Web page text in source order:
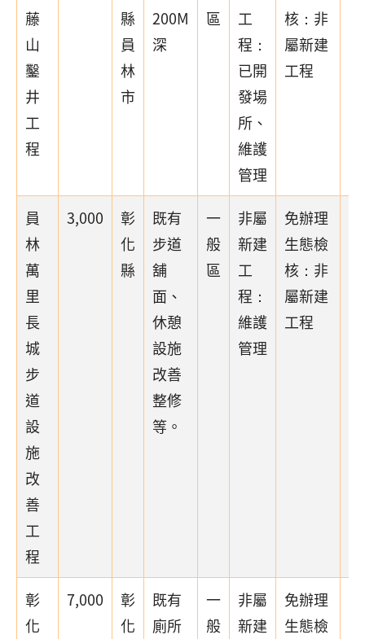
藤
山
鑿
井
工
程
縣
員
林
市
200M
深
區
工
程：
已開
發場
所、
維護
管理
核：非
屬新建
工程
員
林
萬
里
長
城
步
道
設
施
改
善
工
程
3,000
彰
化
縣
既有
步道
舖
面、
休憩
設施
改善
整修
等。
一
般
區
非屬
新建
工
程：
維護
管理
免辦理
生態檢
核：非
屬新建
工程
彰
化
7,000
彰
化
既有
廁所
一
般
非屬
新建
免辦理
生態檢